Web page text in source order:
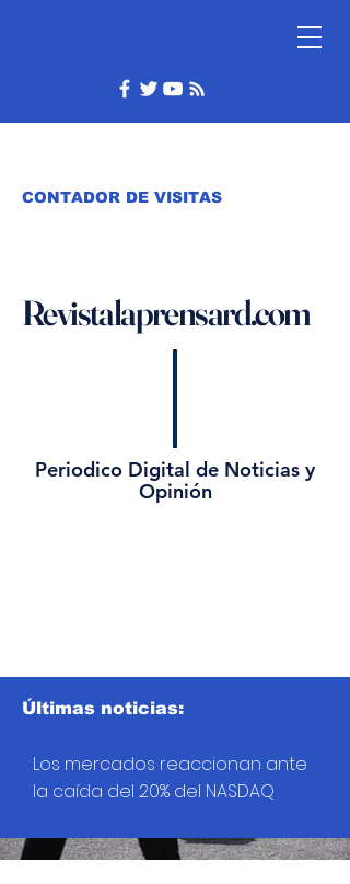
CONTADOR DE VISITAS
Revistalaprensard.com
Periodico Digital de Noticias y
Opinión
Últimas noticias:
Los mercados reaccionan ante
la caída del 20% del NASDAQ